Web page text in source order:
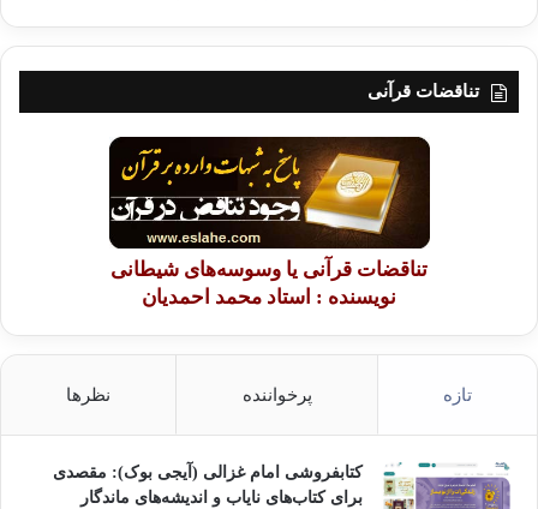
تناقضات قرآنی
تناقضات قرآنی یا وسوسه‌های شیطانی
نویسنده : استاد محمد احمدیان
تازه پرخواننده نظرها
کتابفروشی امام غزالی (آیجی بوک): مقصدی
برای کتاب‌های نایاب و اندیشه‌های ماندگار